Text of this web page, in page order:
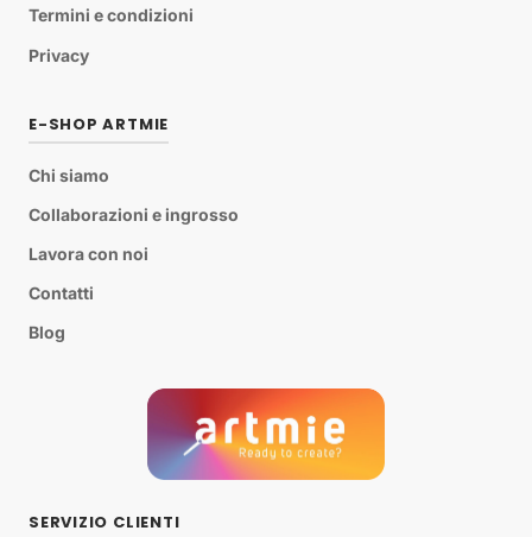
Termini e condizioni
Privacy
E-SHOP ARTMIE
Chi siamo
Collaborazioni e ingrosso
Lavora con noi
Contatti
Blog
SERVIZIO CLIENTI